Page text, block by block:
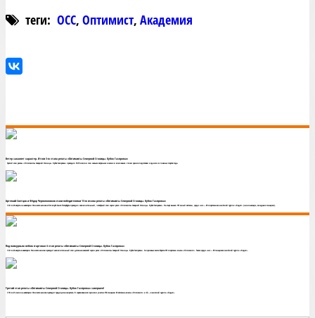
теги: ОСС, Оптимист, Академия
Ветер закаляет характер. Итоги 3-го этапа регаты «Оптимисты Северной Столицы. Кубок Газпрома»
Третий этап регаты «Оптимисты Северной Столицы. Кубок Газпрома» проходил 18-19 июля и стал самым ветреным в сезоне и ключевым с точки зрения подготовки к одним из главных стартов года.
Артемий Светцов и Фёдор Черноголовков стали победителями 13-го сезона регаты «Оптимисты Северной Столицы. Кубок Газпрома»
С 22 по 24 августа на акватории Финского залива в Яхт-клубе Санкт-Петербурга проходил заключительный, четвёртый этап серии регат «Оптимисты Северной Столицы. Кубок Газпрома». На старт вышел 191 юный яхтсмен, среди них — 69 спортсменов в зачётной группе «Кадет» (начинающие, младшие гонщики).
Под пасмурным небом стартовал 4 этап регаты «Оптимисты Северной Столицы. Кубок Газпрома»
С 22 по 24 августа в акватории Финского залива проходит заключительный этап детско-юношеской серии регат «Оптимисты Северной Столицы. Кубок Газпрома». За призовые места борется 191 спортсмен класса «Оптимист». Также среди них — 69 гонщиков в зачётной группе «Кадет».
Третий этап регаты «Оптимисты Северной Столицы. Кубок Газпрома» завершен!
С 18 по 21 июля на акватории Финского залива проходит традиционная регата. В соревнованиях приняли участие 154 гонщика: 92 яхтсмена класса «Оптимист» и 62 — в зачетной группе «Кадет».